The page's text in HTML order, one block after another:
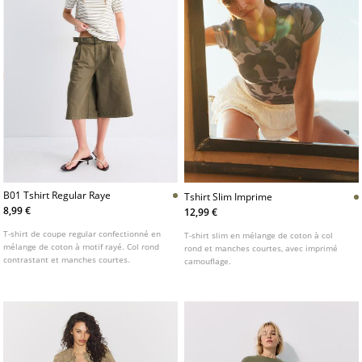
B01 Tshirt Regular Raye
8,99 €
T-shirt de coupe regular confectionné en
mélange de coton à motif rayé. Col rond
contrastant et manches courtes.
Tshirt Slim Imprime
12,99 €
T-shirt slim en mélange de coton à col
rond et manches courtes, avec imprimé
camouflage.